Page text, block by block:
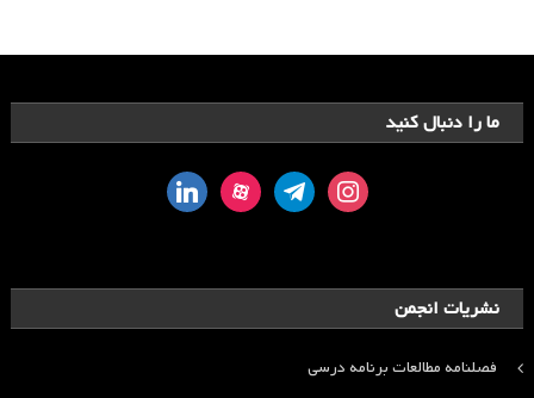
ما را دنبال کنید
instagram
telegram
aparat
linkedin
نشریات انجمن
فصلنامه مطالعات برنامه درسی